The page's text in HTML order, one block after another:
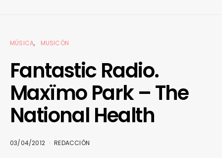
MÚSICA MUSICÓN
Fantastic Radio.
Maxïmo Park – The
National Health
03/04/2012 REDACCIÓN